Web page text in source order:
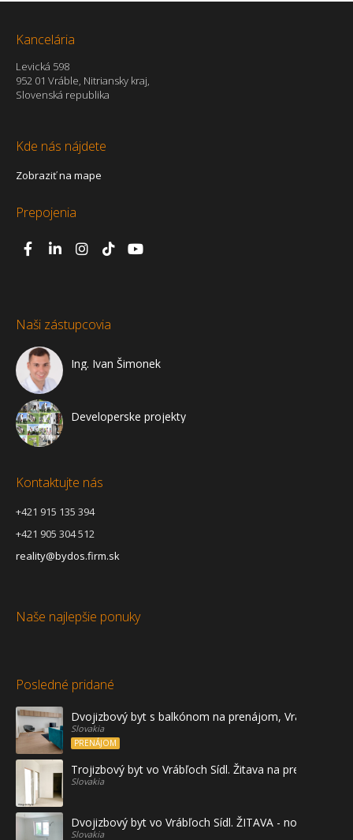
Kancelária
Levická 598
952 01 Vráble, Nitriansky kraj,
Slovenská republika
Kde nás nájdete
Zobraziť na mape
Prepojenia
Naši zástupcovia
Ing. Ivan Šimonek
Developerske projekty
Kontaktujte nás
+421 915 135 394
+421 905 304 512
reality@bydos.firm.sk
Naše najlepšie ponuky
Posledné pridané
Dvojizbový byt s balkónom na prenájom, Vráble
Slovakia
PRENÁJOM
Trojizbový byt vo Vrábľoch Sídl. Žitava na predaj - prvé
Slovakia
Dvojizbový byt vo Vrábľoch Sídl. ŽITAVA - novostavba
Slovakia